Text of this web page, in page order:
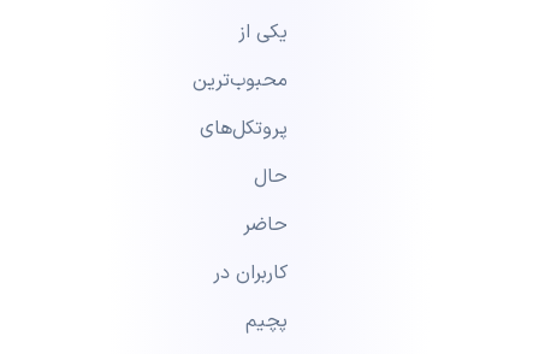
یکی از
محبوب‌ترین
پروتکل‌های
حال
حاضر
کاربران در
پچیم